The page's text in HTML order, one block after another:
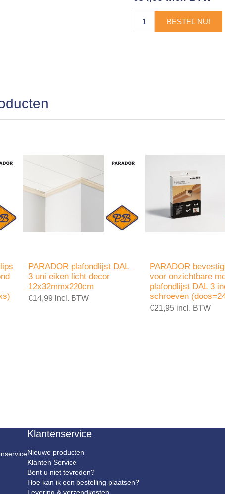
BESTEL NU!
PARADOR plafondlijst DAL
3 uni eiken licht decor
12x32mmx220cm
€14,99 incl. BTW
PARADOR
voor onzichtbare
plafondlijst DAL 3
schroeven
€21,95 incl. BTW
Klantenservice
Nieuwe producten
Klanten Service
Bent u niet tevreden?
Hoe kan ik een bestelling plaatsen?
Levering & verzendkosten